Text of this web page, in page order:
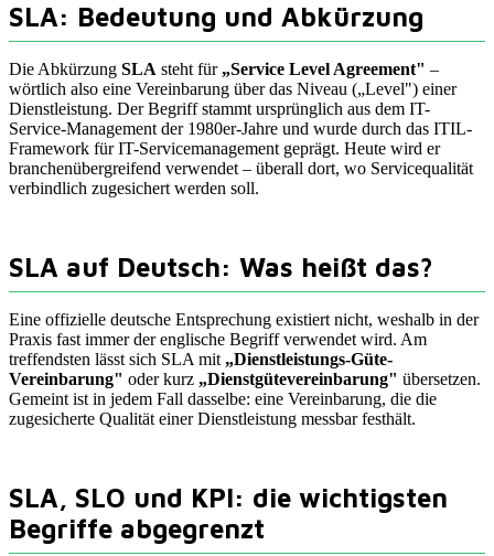
SLA: Bedeutung und Abkürzung
Die Abkürzung SLA steht für „Service Level Agreement" –
wörtlich also eine Vereinbarung über das Niveau („Level") einer
Dienstleistung. Der Begriff stammt ursprünglich aus dem IT-
Service-Management der 1980er-Jahre und wurde durch das ITIL-
Framework für IT-Servicemanagement geprägt. Heute wird er
branchenübergreifend verwendet – überall dort, wo Servicequalität
verbindlich zugesichert werden soll.
SLA auf Deutsch: Was heißt das?
Eine offizielle deutsche Entsprechung existiert nicht, weshalb in der
Praxis fast immer der englische Begriff verwendet wird. Am
treffendsten lässt sich SLA mit „Dienstleistungs-Güte-
Vereinbarung" oder kurz „Dienstgütevereinbarung" übersetzen.
Gemeint ist in jedem Fall dasselbe: eine Vereinbarung, die die
zugesicherte Qualität einer Dienstleistung messbar festhält.
SLA, SLO und KPI: die wichtigsten
Begriffe abgegrenzt